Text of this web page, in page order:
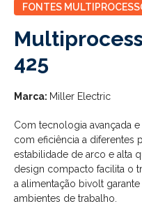
FONTES
425
Marca: Miller Electric
Com tecnologia avançada
com eficiência a diferentes
estabilidade de arco e alta
design compacto facilita o
a alimentação bivolt
ambientes de trabalho.